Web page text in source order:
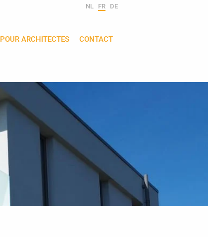
NL FR DE
POUR ARCHITECTES CONTACT